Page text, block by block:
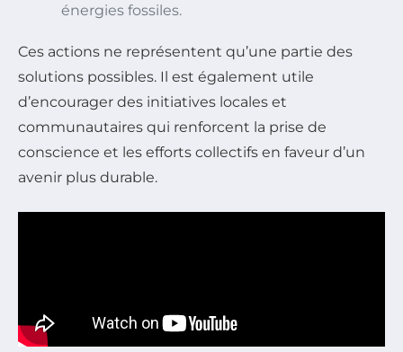
énergies fossiles.
Ces actions ne représentent qu’une partie des
solutions possibles. Il est également utile
d’encourager des initiatives locales et
communautaires qui renforcent la prise de
conscience et les efforts collectifs en faveur d’un
avenir plus durable.